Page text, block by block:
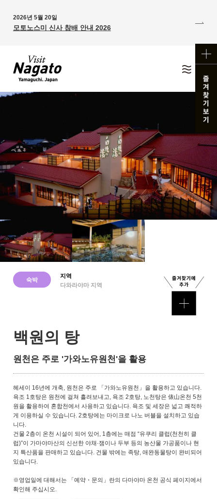
2026년 5월 20일
모토노스미 신사 참배 안내 2026
숙박
지역
다와라야마 지역
백원의 탕
원천은 주로 ​​'가와노유원천'을 활용
헤세이 16년에 개축, 원천은 주로 ​​「가와노유원천」을 활용하고 있습니다.
욕조 1호탕은 원천에 걸쳐 흘려보내고, 욕조 2호탕, 노천탕은 俵山온천 5천
원을 활용하여 혼합천에서 사용하고 있습니다. 욕조 및 세장은 넓고 쾌적하
게 이용하실 수 있습니다. 2호탕에는 마이크로 나노 버블을 설치하고 있습
니다.
건물 2층이 온천 시설이 되어 있어, 1층에는 매점 “유쿠리 클럽(천천히 클
럽)”이 가마야마산의 신선한 야채·잼이나 두부 등의 농산물 가공품이나 현
지 특산품을 판매하고 있습니다. 건물 밖에는 족탕, 애완동물탕이 완비되어
있습니다.
※영업일에 대해서는 「예약・문의」란의 다마야마 온천 공식 페이지에서
확인해 주십시오.